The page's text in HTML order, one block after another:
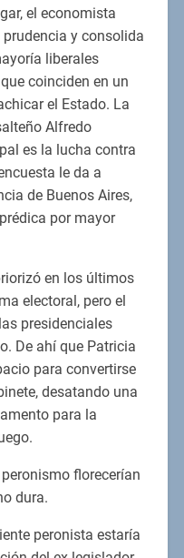
el economista
y consolida
liberales
coinciden en un
el Estado. La
Alfredo
es la lucha contra
le da a
de Buenos Aires,
por mayor
en los últimos
electoral, pero el
presidenciales
De ahí que Patricia
para convertirse
desatando una
para la
florecerían
dura.
peronista estaría